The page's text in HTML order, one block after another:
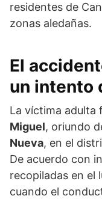
residentes de
zonas aledañas.
El
un intento
La víctima adulta
Miguel, oriundo
Nueva, en el
De acuerdo con
recopiladas en el
cuando el